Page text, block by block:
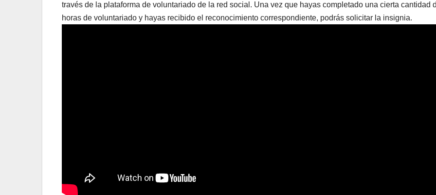
través de la plataforma de voluntariado de la red social. Una vez que hayas completado una cierta cantidad
horas de voluntariado y hayas recibido el reconocimiento correspondiente, podrás solicitar la insignia.